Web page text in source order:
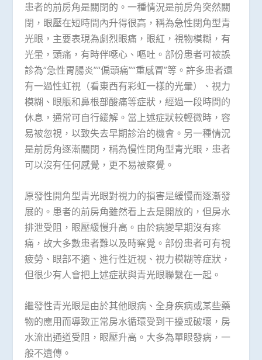
患者的前房角是關閉的。一種情況是前房角突然關
閉，眼壓在短時間內升得很高，稱為急性閉角型青
光眼，主要表現為劇烈眼痛，眼紅，視物模糊，有
光暈，頭痛，有時伴噁心、嘔吐。部份患者可被誤
診為“急性胃腸炎”“偏頭痛”“重感冒”等。許多患者還
有一過性虹視（看東西有彩虹一樣的光暈）、視力
模糊、眼脹和鼻根部酸痛等症狀，經過一段時間的
休息，通常可自行緩解。當上述症狀較輕微時，容
易被忽視，以致失去早期診治的機會。另一種情況
是前房角逐漸關閉，稱為慢性閉角型青光眼，患者
可以沒有任何感覺，更不易被察覺。
原發性開角型青光眼對視力的損害是緩慢而逐漸發
展的。患者的前房角雖然看上去是開放的，但房水
排泄受阻，眼壓緩慢升高。由於病變早期沒有疼
痛，故大多數患者難以及時察覺。部份患者可有視
疲勞、眼部不適、進行性近視、視力模糊等症狀，
但很少有人會把上述症狀與青光眼聯繫在一起。
繼發性青光眼是由於其他眼病、全身疾病或某些藥
物的應用而導致正常房水循環受到干擾或破壞，房
水流出通道受阻，眼壓升高。大多為單眼發病，一
般不遺傳。